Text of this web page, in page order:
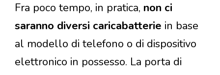
Fra poco tempo, in pratica, non ci
saranno diversi caricabatterie in base
al modello di telefono o di dispositivo
elettronico in possesso. La porta di